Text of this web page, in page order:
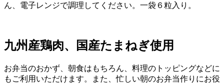
ん、電子レンジで調理してください。一袋６粒入り。
九州産鶏肉、国産たまねぎ使用
お弁当のおかず、朝食はもちろん、料理のトッピングなどに
もご利用いただけます。また、忙しい朝のお弁当作りにお役